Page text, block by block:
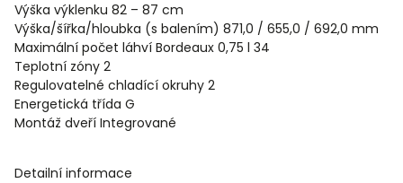
Výška výklenku 82 – 87 cm
Výška/šířka/hloubka (s balením) 871,0 / 655,0 / 692,0 mm
Maximální počet láhví Bordeaux 0,75 l 34
Teplotní zóny 2
Regulovatelné chladící okruhy 2
Energetická třída G
Montáž dveří Integrované
Detailní informace